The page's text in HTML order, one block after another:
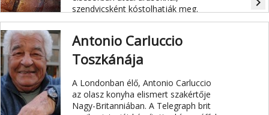
szendvicsként kóstolhatják meg.
Antonio Carluccio
Toszkánája
A Londonban élő, Antonio Carluccio
az olasz konyha elismert szakértője
Nagy-Britanniában. A Telegraph brit